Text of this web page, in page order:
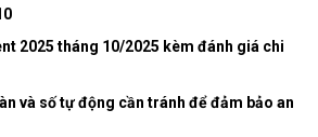
2025 tháng 10/2025 kèm đánh giá chi
và số tự động cần tránh để đảm bảo an